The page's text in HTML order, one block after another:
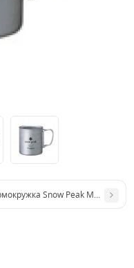
600мл
Snow Peak MG-112